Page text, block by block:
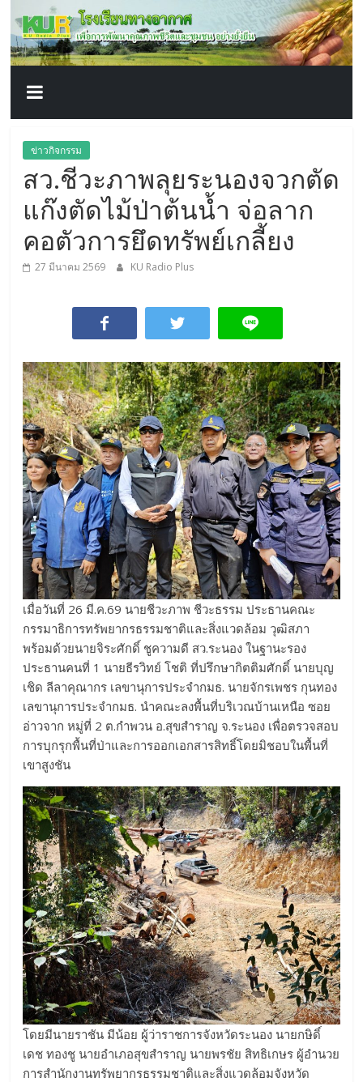
content
โรงเรียน
ทาง
อากาศ​
เพื่อ
พัฒนา
คุณภาพ
ชีวิต
ข่าวกิจกรรม
สว.ชีวะภาพลุยระนองจวกตัด
แก๊งตัดไม้ป่าต้นน้ำ จ่อลาก
คอตัวการยึดทรัพย์เกลี้ยง
27 มีนาคม 2569 KU Radio Plus
เมื่อวันที่ 26 มี.ค.69 นายชีวะภาพ ชีวะธรรม ประธานคณะ
กรรมาธิการทรัพยากรธรรมชาติและสิ่งแวดล้อม วุฒิสภา
พร้อมด้วยนายจิระศักดิ์ ชูความดี สว.ระนอง ในฐานะรอง
ประธานคนที่ 1 นายธีรวิทย์ โชติ ที่ปรึกษากิตติมศักดิ์ นายบุญ
เชิด ลีลาคุณากร เลขานุการประจำกมธ. นายจักรเพชร กุนทอง
เลขานุการประจำกมธ. นำคณะลงพื้นที่บริเวณบ้านเหนือ ซอย
อ่าวจาก หมู่ที่ 2 ต.กำพวน อ.สุขสำราญ จ.ระนอง เพื่อตรวจสอบ
การบุกรุกพื้นที่ป่าและการออกเอกสารสิทธิ์โดยมิชอบในพื้นที่
เขาสูงชัน
โดยมีนายราชัน มีน้อย ผู้ว่าราชการจังหวัดระนอง นายกษิดิ์
เดช ทองชู นายอำเภอสุขสำราญ นายพรชัย สิทธิเกษร ผู้อำนวย
การสำนักงานทรัพยากรธรรมชาติและสิ่งแวดล้อมจังหวัด